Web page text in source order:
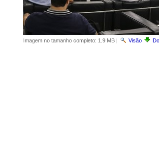
Imagem no tamanho completo: 1.9 MB| Visão